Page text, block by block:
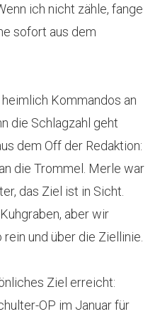
ich nicht zähle, fange
sofort aus dem
Kommandos an
die Schlagzahl geht
dem Off der Redaktion:
die Trommel. Merle war
das Ziel ist in Sicht.
aber wir
und über die Ziellinie.
Ziel erreicht:
OP im Januar für